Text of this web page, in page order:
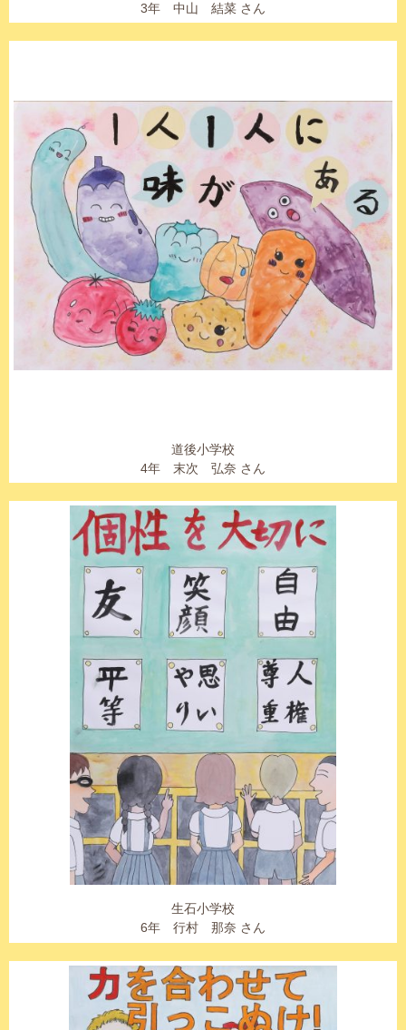
3年 中山 結菜 さん
道後小学校
4年 末次 弘奈 さん
生石小学校
6年 行村 那奈 さん